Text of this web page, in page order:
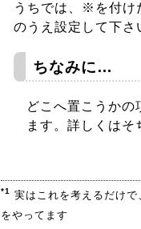
うちでは、※を付け
のうえ設定して下さ
ちなみに…
どこへ置こうかの
ます。詳しくはそ
*1
実はこれを考えるだけ
をやってます